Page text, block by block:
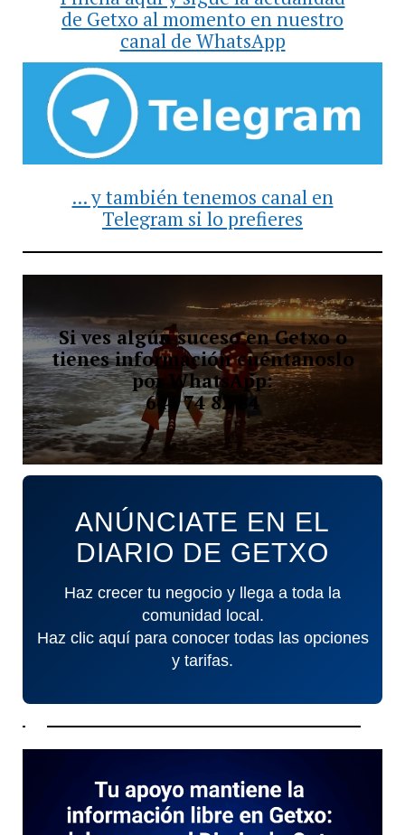
de Getxo al momento en nuestro
canal de WhatsApp
... y también tenemos canal en
Telegram si lo prefieres
Si ves algún suceso en Getxo o
tienes información cuéntanoslo
por WhatsApp:
644 74 82 84
ANÚNCIATE EN EL
DIARIO DE GETXO
Haz crecer tu negocio y llega a toda la
comunidad local.
Haz clic aquí para conocer todas las opciones
y tarifas.